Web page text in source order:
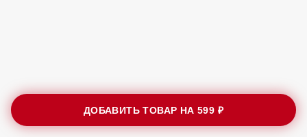
ДОБАВИТЬ ТОВАР НА599 ₽